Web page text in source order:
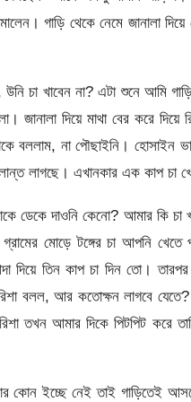
গাড়ি থেকে নেমে জানালা
খাবেন না? এটা শুনে আমি
দিয়ে মাথা বের করে দিয়ে
বললাম, না পৌছাইনি। হোসাইন
লাগছে। এখানকার এক কাপ চা
দাওনি কেনো? আমার কি চা
মোড়ে টঙ্গের চা আপনি খেতে
তিন কাপ চা দিন তো। তারপর
বলল, আর কতোক্ষন লাগবে
তখন আমার দিকে পিটপিট করে
কোন ইচ্ছে নেই তাই গাড়িতেই